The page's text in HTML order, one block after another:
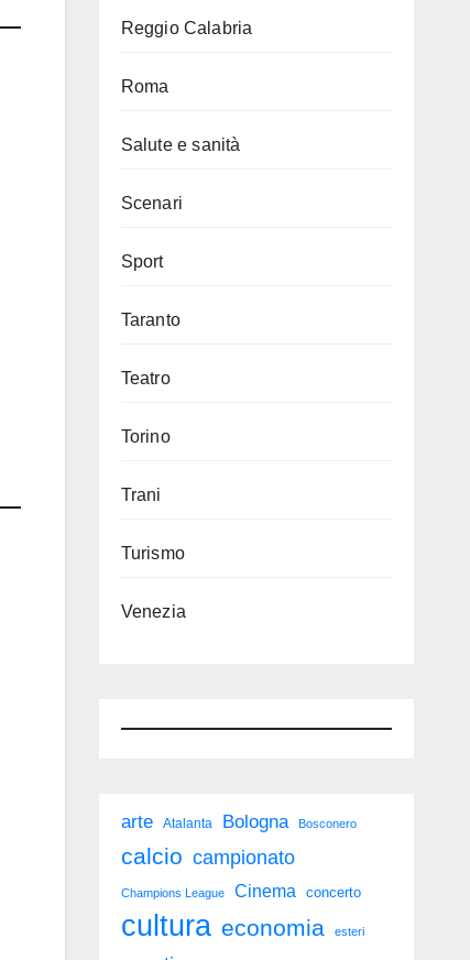
Reggio Calabria
Roma
Salute e sanità
Scenari
Sport
Taranto
Teatro
Torino
Trani
Turismo
Venezia
arte Atalanta Bologna Bosconero
calcio campionato
Champions League Cinema concerto
cultura economia esteri